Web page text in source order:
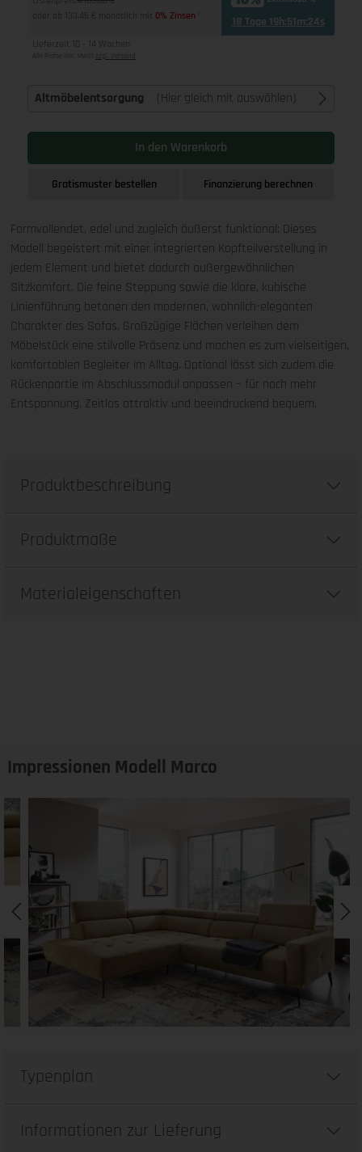
oder ab 133,46 € monatlich mit 0% Zinsen 18 Tage 19h:51m:23s
Lieferzeit 10 - 14 Wochen
Alle Preise inkl. MwSt zzgl. Versand
Altmöbelentsorgung (Hier gleich mit auswählen)
In den Warenkorb
Gratismuster bestellen Finanzierung berechnen
Formvollendet, edel und zugleich äußerst funktional: Dieses
Modell begeistert mit einer integrierten Kopfteilverstellung in
jedem Element und bietet dadurch außergewöhnlichen
Sitzkomfort. Die feine Steppung sowie die klare, kubische
Linienführung betonen den modernen, wohnlich-eleganten
Charakter des Sofas. Großzügige Flächen verleihen dem
Möbelstück eine stilvolle Präsenz und machen es zum vielseitigen,
komfortablen Begleiter im Alltag. Optional lässt sich zudem die
Rückenpartie im Abschlussmodul anpassen – für noch mehr
Entspannung. Zeitlos attraktiv und beeindruckend bequem.
Produktbeschreibung
Produktmaße
Materialeigenschaften
Impressionen Modell Marco
Typenplan
Informationen zur Lieferung